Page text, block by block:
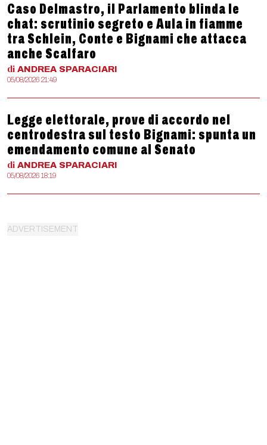
Caso Delmastro, il Parlamento blinda le
chat: scrutinio segreto e Aula in fiamme
tra Schlein, Conte e Bignami che attacca
anche Scalfaro
di ANDREA SPARACIARI
05/08/2026 21:49
Legge elettorale, prove di accordo nel
centrodestra sul testo Bignami: spunta un
emendamento comune al Senato
di ANDREA SPARACIARI
05/08/2026 18:19